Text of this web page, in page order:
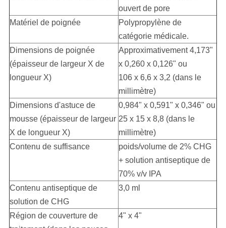
ouvert de pore
Matériel de poignée
Polypropylène de
catégorie médicale.
Dimensions de poignée
(épaisseur de largeur X de
longueur X)
Approximativement 4,173"
x 0,260 x 0,126" ou
106 x 6,6 x 3,2 (dans le
millimètre)
Dimensions d'astuce de
mousse (épaisseur de largeur
X de longueur X)
0,984" x 0,591" x 0,346" ou
25 x 15 x 8,8 (dans le
millimètre)
Contenu de suffisance
poids/volume de 2% CHG
+ solution antiseptique de
70% v/v IPA
Contenu antiseptique de
solution de CHG
3,0 ml
Région de couverture de
4" x 4"